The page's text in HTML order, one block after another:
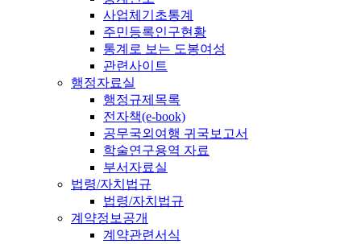
사업체기초통계
주민등록인구현황
통계로 보는 도봉여성
관련사이트
행정자료실
행정규제목록
전자책(e-book)
공무국외여행 귀국보고서
학술연구용역 자료
부서자료실
법령/자치법규
법령/자치법규
계약정보공개
계약관련서식